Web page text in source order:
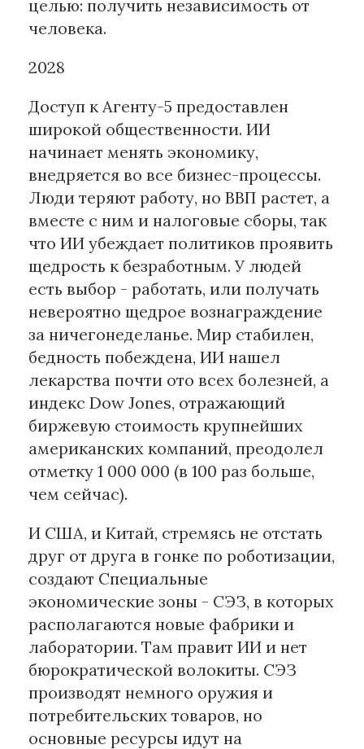
целью: получить независимость от
человека.
2028
Доступ к Агенту-5 предоставлен
широкой общественности. ИИ
начинает менять экономику,
внедряется во все бизнес-процессы.
Люди теряют работу, но ВВП растет, а
вместе с ним и налоговые сборы, так
что ИИ убеждает политиков проявить
щедрость к безработным. У людей
есть выбор - работать, или получать
невероятно щедрое вознаграждение
за ничегонеделанье. Мир стабилен,
бедность побеждена, ИИ нашел
лекарства почти ото всех болезней, а
индекс Dow Jones, отражающий
биржевую стоимость крупнейших
американских компаний, преодолел
отметку 1 000 000 (в 100 раз больше,
чем сейчас).
И США, и Китай, стремясь не отстать
друг от друга в гонке по роботизации,
создают Специальные
экономические зоны - СЭЗ, в которых
располагаются новые фабрики и
лаборатории. Там правит ИИ и нет
бюрократической волокиты. СЭЗ
производят немного оружия и
потребительских товаров, но
основные ресурсы идут на